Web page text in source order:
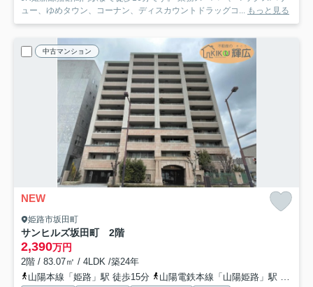
ュー、ゆめタウン、コーナン、ディスカウントドラッグコ...
もっと見る
中古マンション
NEW
姫路市坂田町
サンヒルズ坂田町 2階
2,390万円
2階 / 83.07㎡ / 4LDK /築24年
山陽本線「姫路」駅 徒歩15分
山陽電鉄本線「山陽姫路」駅 徒歩18分